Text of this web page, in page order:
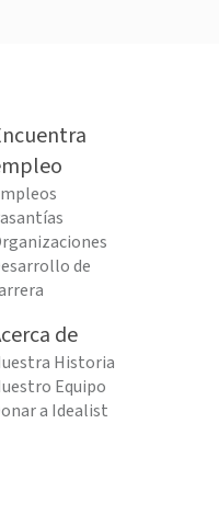
de
de
Historia
Equipo
a Idealist